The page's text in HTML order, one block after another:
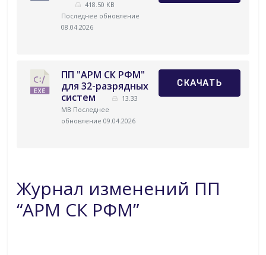
418.50 KB
Последнее обновление
08.04.2026
ПП "АРМ СК РФМ"
для 32-разрядных
систем
13.33
MB Последнее
обновление 09.04.2026
СКАЧАТЬ
Журнал изменений ПП
“АРМ СК РФМ”